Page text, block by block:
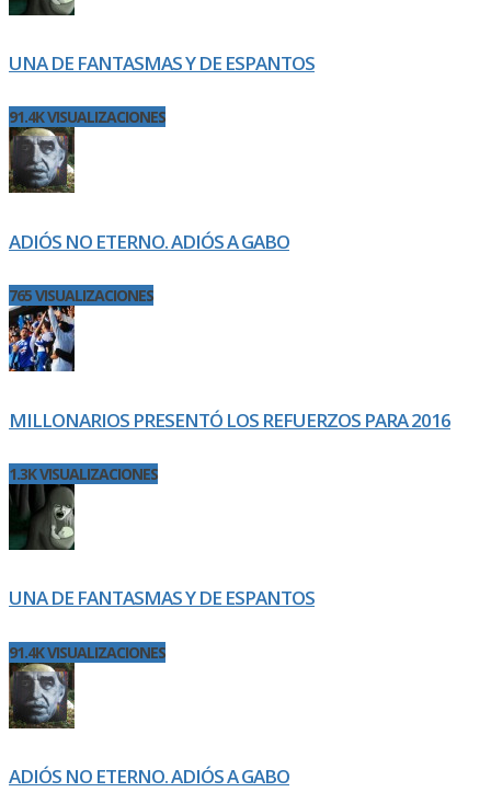
UNA DE FANTASMAS Y DE ESPANTOS
91.4K VISUALIZACIONES
ADIÓS NO ETERNO. ADIÓS A GABO
765 VISUALIZACIONES
MILLONARIOS PRESENTÓ LOS REFUERZOS PARA 2016
1.3K VISUALIZACIONES
UNA DE FANTASMAS Y DE ESPANTOS
91.4K VISUALIZACIONES
ADIÓS NO ETERNO. ADIÓS A GABO